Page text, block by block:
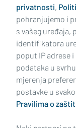
Impressum Uvjeti
Politika kolačića
privatnosti,
pohranjujemo i
s vašeg
identifikatora
poput IP adrese
podataka u
mjerenja
postavke u
Pravilima o